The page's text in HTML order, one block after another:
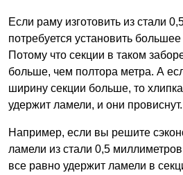
Если раму изготовить из стали
потребуется установить
Потому что секции в таком
больше, чем полтора метра. А
ширину секции больше, то
удержит ламели, и они провиснут.
Например, если вы решите
ламели из стали 0,5
все равно удержит ламели в